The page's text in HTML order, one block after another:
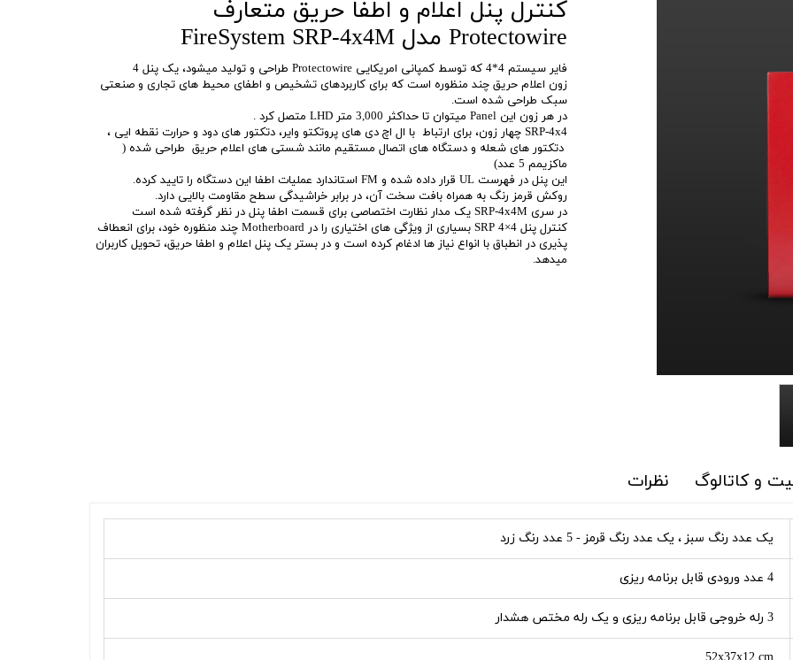
کنترل پنل اعلام و اطفا حریق متعارف
Protectowire مدل FireSystem SRP-4x4M
فایر سیستم 4*4 که توسط کمپانی امریکایی Protectowire طراحی و تولید میشود، یک پنل 4
زون اعلام حریق چند منظوره است که برای کاربردهای تشخیص و اطفای محیط های تجاری و صنعتی
سبک طراحی شده است.
در هر زون این Panel میتوان تا حداکثر 3,000 متر LHD متصل کرد .
SRP-4x4 چهار زون، برای ارتباط با ال اچ دی های پروتکتو وایر، دتکتور های دود و حرارت نقطه ایی ،
دتکتور های شعله و دستگاه های اتصال مستقیم مانند شستی های اعلام حریق طراحی شده (
ماکزیمم 5 عدد)
این پنل در فهرست UL قرار داده شده و FM استاندارد عملیات اطفا این دستگاه را تایید کرده.
روکش قرمز رنگ به همراه بافت سخت آن، در برابر خراشیدگی سطح مقاومت بالایی دارد.
در سری SRP-4x4M یک مدار نظارت اختصاصی برای قسمت اطفا پنل در نظر گرفته شده است
کنترل پنل SRP 4×4 بسیاری از ویژگی های اختیاری را در Motherboard چند منظوره خود، برای انعطاف
پذیری در انطباق با انواع نیاز ها ادغام کرده است و در بستر یک پنل اعلام و اطفا حریق، تحویل کاربران
میدهد.
و کاتالوگ نظرات
یک عدد رنگ سبز ، یک عدد رنگ قرمز - 5 عدد رنگ زرد
4 عدد ورودی قابل برنامه ریزی
3 رله خروجی قابل برنامه ریزی و یک رله مختص هشدار